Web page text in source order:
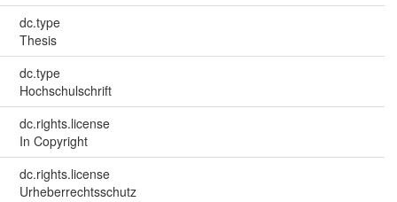
dc.type
Thesis
dc.type
Hochschulschrift
dc.rights.license
In Copyright
dc.rights.license
Urheberrechtsschutz